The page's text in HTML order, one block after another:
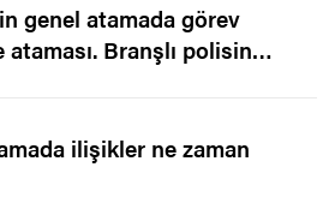
genel atamada görev
ataması. Branşlı polisin
ilişikler ne zaman